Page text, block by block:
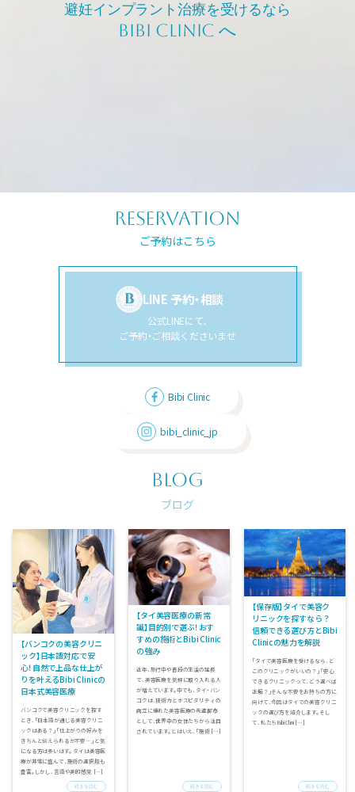
避妊インプラント治療を受けるなら
BIBI CLINIC へ
reservation
ご予約はこちら
LINE 予約・相談
公式LINEにて、
ご予約・ご相談くださいませ
Bibi Clinic
bibi_clinic_jp
BLOG
ブログ
【バンコクの美容クリニ
ック】日本語対応で安
心！自然で上品な仕上が
りを叶えるBibi Clinicの
日本式美容医療
バンコクで美容クリニックを探す
とき、「日本語が通じる美容クリニ
ックはある？」「仕上がりの好みを
きちんと伝えられるか不安…」と気
になる方は多いはず。 タイは美容医
療が非常に盛んで、施術の選択肢も
豊富。しかし、言語や美的感覚 […]
続きを読む
【タイ美容医療の新常
識】目的別で選ぶ！おす
すめの施術とBibi Clinic
の強み
近年、旅行中や普段の生活の延長
で、美容医療を気軽に取り入れる人
が増えています。中でも、タイ・バン
コクは、技術力とホスピタリティの
両立に優れた美容医療の先進都市
として、世界中の女性たちから注目
されています。とはいえ、「施術 […]
続きを読む
【保存版】タイで美容ク
リニックを探すなら？
信頼できる選び方とBibi
Clinicの魅力を解説
「タイで美容医療を受けるなら、ど
このクリニックがいいの？」「安心
できるクリニックって、どう選べば
正解？」そんな不安をお持ちの方に
向けて、今回はタイでの美容クリニ
ックの選び方を紹介します。そし
て、私たちBibi Clini […]
続きを読む